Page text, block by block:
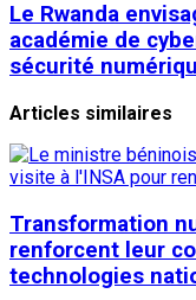
Le Rwanda
académie de
sécurité
Articles similaires
Transformation
renforcent leur
technologies